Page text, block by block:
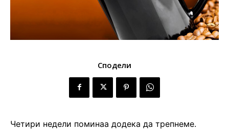
Сподели
Четири недели поминаа додека да трепнеме.